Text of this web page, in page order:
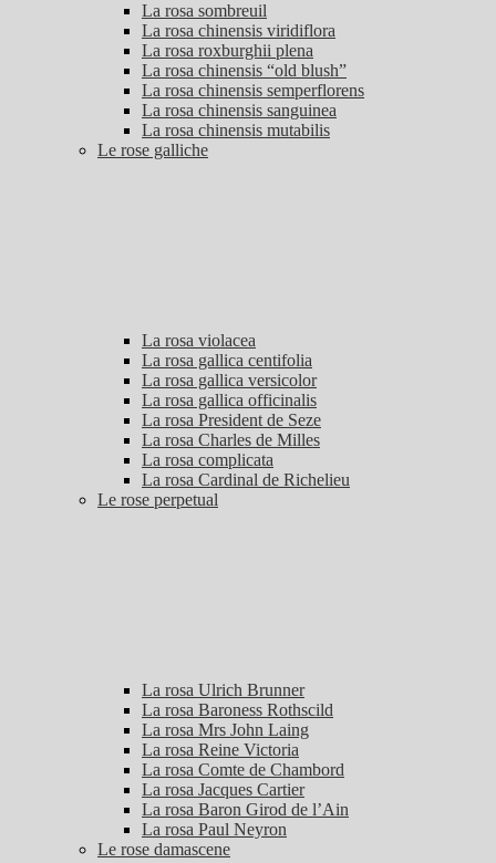
La rosa sombreuil
La rosa chinensis viridiflora
La rosa roxburghii plena
La rosa chinensis “old blush”
La rosa chinensis semperflorens
La rosa chinensis sanguinea
La rosa chinensis mutabilis
Le rose galliche
La rosa violacea
La rosa gallica centifolia
La rosa gallica versicolor
La rosa gallica officinalis
La rosa President de Seze
La rosa Charles de Milles
La rosa complicata
La rosa Cardinal de Richelieu
Le rose perpetual
La rosa Ulrich Brunner
La rosa Baroness Rothscild
La rosa Mrs John Laing
La rosa Reine Victoria
La rosa Comte de Chambord
La rosa Jacques Cartier
La rosa Baron Girod de l’Ain
La rosa Paul Neyron
Le rose damascene